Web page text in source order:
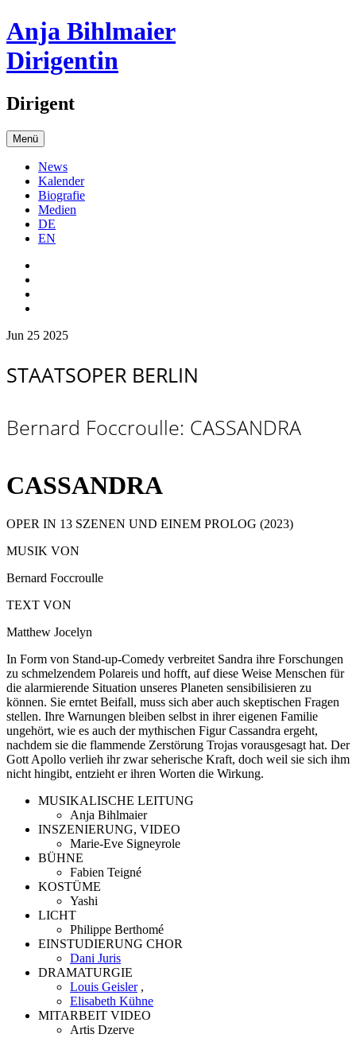
Anja Bihlmaier
Dirigentin
Dirigent
Menü
News
Kalender
Biografie
Medien
DE
EN
Jun 25 2025
STAATSOPER BERLIN
Bernard Foccroulle: CASSANDRA
CASSANDRA
OPER IN 13 SZENEN UND EINEM PROLOG (2023)
MUSIK VON
Bernard Foccroulle
TEXT VON
Matthew Jocelyn
In Form von Stand-up-Comedy verbreitet Sandra ihre Forschungen
zu schmelzendem Polareis und hofft, auf diese Weise Menschen für
die alarmierende Situation unseres Planeten sensibilisieren zu
können. Sie erntet Beifall, muss sich aber auch skeptischen Fragen
stellen. Ihre Warnungen bleiben selbst in ihrer eigenen Familie
ungehört, wie es auch der mythischen Figur Cassandra ergeht,
nachdem sie die flammende Zerstörung Trojas vorausgesagt hat. Der
Gott Apollo verlieh ihr zwar seherische Kraft, doch weil sie sich ihm
nicht hingibt, entzieht er ihren Worten die Wirkung.
MUSIKALISCHE LEITUNG
Anja Bihlmaier
INSZENIERUNG, VIDEO
Marie-Eve Signeyrole
BÜHNE
Fabien Teigné
KOSTÜME
Yashi
LICHT
Philippe Berthomé
EINSTUDIERUNG CHOR
Dani Juris
DRAMATURGIE
Louis Geisler,
Elisabeth Kühne
MITARBEIT VIDEO
Artis Dzerve